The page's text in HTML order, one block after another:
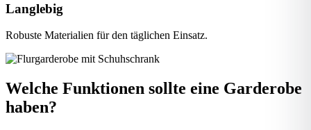
Langlebig
Robuste Materialien für den täglichen Einsatz.
Welche Funktionen sollte eine Garderobe
haben?